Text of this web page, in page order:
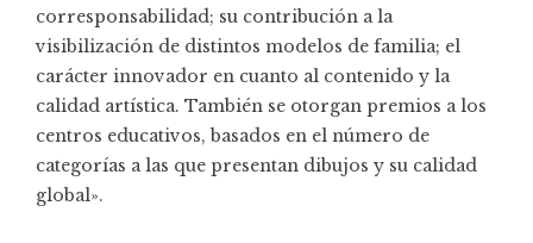
corresponsabilidad; su contribución a la
visibilización de distintos modelos de familia; el
carácter innovador en cuanto al contenido y la
calidad artística. También se otorgan premios a los
centros educativos, basados en el número de
categorías a las que presentan dibujos y su calidad
global».